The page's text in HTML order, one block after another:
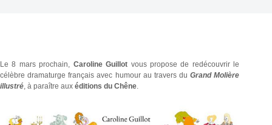
Le 8 mars prochain, Caroline Guillot vous propose de redécouvrir le
célèbre dramaturge français avec humour au travers duGrand Molière
illustré, à paraître aux éditions du Chêne.